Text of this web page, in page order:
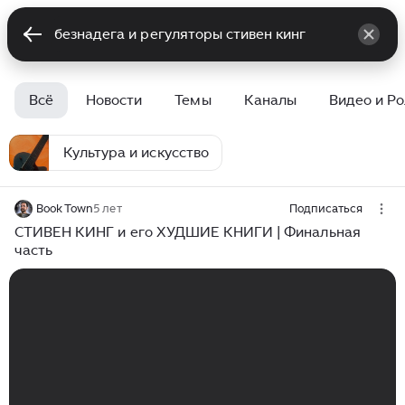
Всё Новости Темы Каналы Видео и
Культура и искусство
Book Town5 лет Подписаться
СТИВЕН КИНГ и его ХУДШИЕ КНИГИ | Финальная
часть